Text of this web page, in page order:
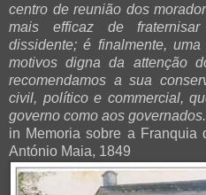
centro de reunião dos
mais efficaz de
dissidente; é finalmente,
motivos digna da attenção
recomendamos a sua
civil, político e commercial,
governo como aos
in Memoria sobre a Franquia
António Maia, 1849